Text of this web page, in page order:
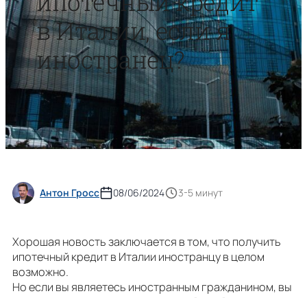
в Италии, если я
иностранец?
Антон Гросс 08/06/2024 3-5 минут
Хорошая новость заключается в том, что получить
ипотечный кредит в Италии иностранцу в целом
возможно.
Но если вы являетесь иностранным гражданином, вы